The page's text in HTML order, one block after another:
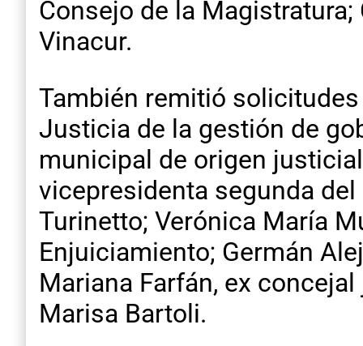
Consejo de la
Vinacur.
También remitió
Justicia de la gestión de
municipal de origen
vicepresidenta segunda
Turinetto; Verónica María
Enjuiciamiento; Germán
Mariana Farfán, ex
Marisa Bartoli.